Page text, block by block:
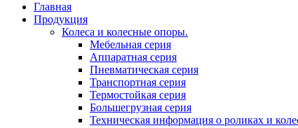
Главная
Продукция
Колеса и колесные опоры.
Мебельная серия
Аппаратная серия
Пневматическая серия
Транспортная серия
Термостойкая серия
Большегрузная серия
Техническая информация о роликах и